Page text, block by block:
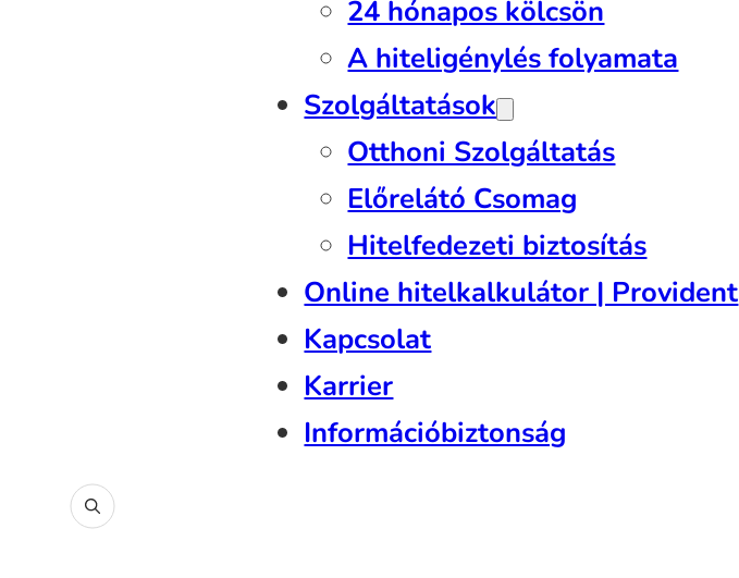
24 hónapos kölcsön
A hiteligénylés folyamata
Szolgáltatások
Otthoni Szolgáltatás
Előrelátó Csomag
Hitelfedezeti biztosítás
Online hitelkalkulátor | Provident
Kapcsolat
Karrier
Információbiztonság